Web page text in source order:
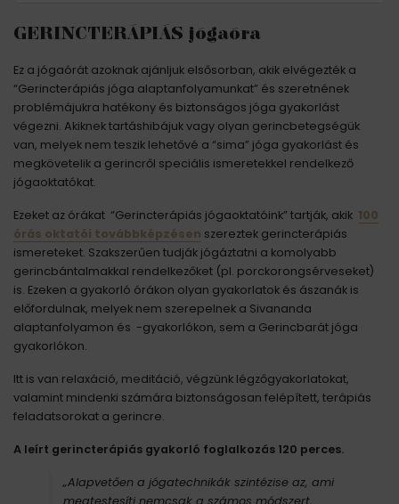
GERINCTERÁPIÁS jógaóra
Ez a jógaórát azoknak ajánljuk elsősorban, akik elvégezték a
“Gerincterápiás jóga alaptanfolyamunkat” és szeretnének
problémájukra hatékony és biztonságos jóga gyakorlást
végezni. Akiknek tartáshibájuk vagy olyan gerincbetegségük
van, melyek nem teszik lehetővé a “sima” jóga gyakorlást és
megkövetelik a gerincről speciális ismeretekkel rendelkező
jógaoktatókat.
Ezeket az órákat “Gerincterápiás jógaoktatóink” tartják, akik 100
órás oktatói továbbképzésen szereztek gerincterápiás
ismereteket. Szakszerűen tudják jógáztatni a komolyabb
gerincbántalmakkal rendelkezőket (pl. porckorongsérveseket)
is. Ezeken a gyakorló órákon olyan gyakorlatok és ászanák is
előfordulnak, melyek nem szerepelnek a Sivananda
alaptanfolyamon és -gyakorlókon, sem a Gerincbarát jóga
gyakorlókon.
Itt is van relaxáció, meditáció, végzünk légzőgyakorlatokat,
valamint mindenki számára biztonságosan felépített, terápiás
feladatsorokat a gerincre.
A leírt gerincterápiás gyakorló foglalkozás 120 perces.
„Alapvetően a jógatechnikák szintézise az, ami
megtestesíti nemcsak a számos módszert,